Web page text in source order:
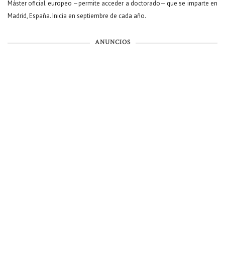
Máster oficial europeo —permite acceder a doctorado— que se imparte en
Madrid, España. Inicia en septiembre de cada año.
ANUNCIOS